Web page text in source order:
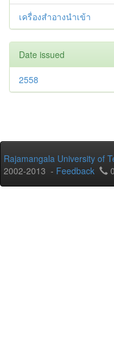
เครื่องสำอางนำเข้า
Date issued
2558
Rajamangala University of
2002-2013 - Feedback